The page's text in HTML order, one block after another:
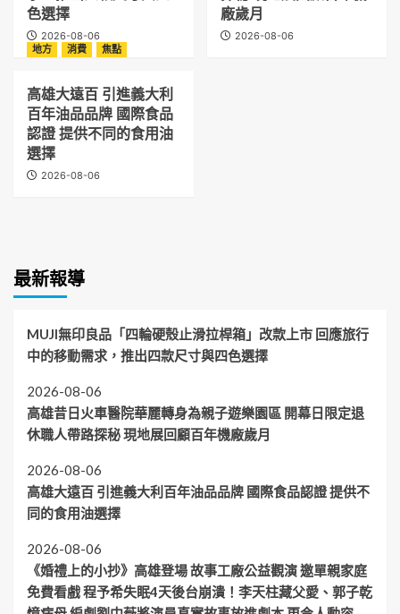
色選擇
2026-08-06
廠歲月
2026-08-06
地方
消費 焦點
高雄大遠百 引進義大利
百年油品品牌 國際食品
認證 提供不同的食用油
選擇
2026-08-06
最新報導
MUJI無印良品「四輪硬殼止滑拉桿箱」改款上市 回應旅行
中的移動需求，推出四款尺寸與四色選擇
2026-08-06
高雄昔日火車醫院華麗轉身為親子遊樂園區 開幕日限定退
休職人帶路探秘 現地展回顧百年機廠歲月
2026-08-06
高雄大遠百 引進義大利百年油品品牌 國際食品認證 提供不
同的食用油選擇
2026-08-06
《婚禮上的小抄》高雄登場 故事工廠公益觀演 邀單親家庭
免費看戲 程予希失眠4天後台崩潰！李天柱藏父愛、郭子乾